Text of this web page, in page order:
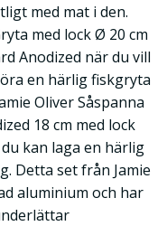
med mat i den.
med lock Ø 20 cm
Anodized när du vill
en härlig fiskgryta
Oliver Såspanna
18 cm med lock
kan laga en härlig
Detta set från Jamie
aluminium och har